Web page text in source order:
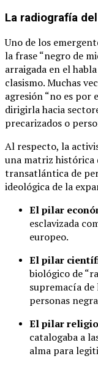
La radiografía
Uno de los
la frase “negro de
arraigada en el
clasismo. Muchas
agresión “no es por
dirigirla hacia
precarizados o
Al respecto, la
una matriz histórica
transatlántica de
ideológica de la
El pilar
esclavizada
europeo.
El pilar
biológico de
supremacía de
personas
El pilar
catalogaba a
alma para